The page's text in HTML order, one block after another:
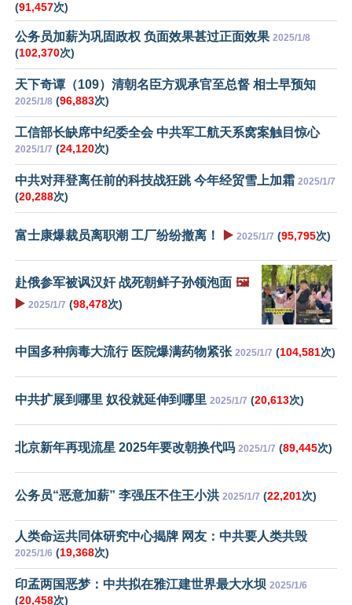
(91,457次)
公务员加薪为巩固政权 负面效果甚过正面效果 2025/1/8
(102,370次)
天下奇谭（109）清朝名臣方观承官至总督 相士早预知
2025/1/8 (96,883次)
工信部长缺席中纪委全会 中共军工航天系窝案触目惊心
2025/1/7 (24,120次)
中共对拜登离任前的科技战狂跳 今年经贸雪上加霜 2025/1/7
(20,288次)
富士康爆裁员离职潮 工厂纷纷撤离！ ▶️ 2025/1/7 (95,795次)
赴俄参军被讽汉奸 战死朝鲜子孙领泡面 🖼️
▶️ 2025/1/7 (98,478次)
中国多种病毒大流行 医院爆满药物紧张 2025/1/7 (104,581次)
中共扩展到哪里 奴役就延伸到哪里 2025/1/7 (20,613次)
北京新年再现流星 2025年要改朝换代吗 2025/1/7 (89,445次)
公务员“恶意加薪” 李强压不住王小洪 2025/1/7 (22,201次)
人类命运共同体研究中心揭牌 网友：中共要人类共毁
2025/1/6 (19,368次)
印孟两国恶梦：中共拟在雅江建世界最大水坝 2025/1/6
(20,458次)